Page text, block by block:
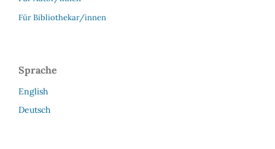
Für Bibliothekar/innen
Sprache
English
Deutsch